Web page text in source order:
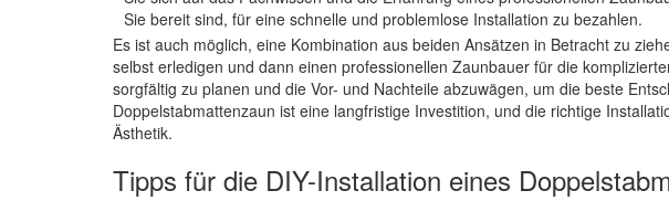
Sie bereit sind, für eine schnelle und problemlose Installation zu bezahlen.
Es ist auch möglich, eine Kombination aus beiden Ansätzen in Betracht zu
selbst erledigen und dann einen professionellen Zaunbauer für die
sorgfältig zu planen und die Vor- und Nachteile abzuwägen, um die beste
Doppelstabmattenzaun ist eine langfristige Investition, und die richtige
Ästhetik.
Tipps für die DIY-Installation eines